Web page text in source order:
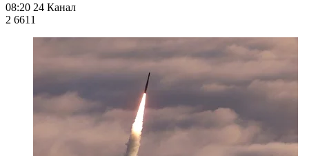
08:20 24 Канал
2 661 1